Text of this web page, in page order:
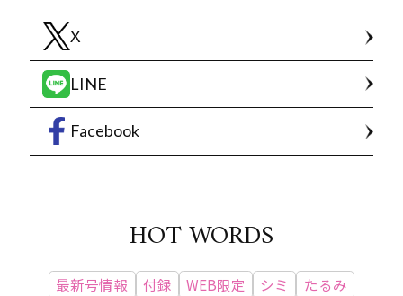
X
LINE
Facebook
HOT WORDS
最新号情報 付録 WEB限定 シミ
たるみ